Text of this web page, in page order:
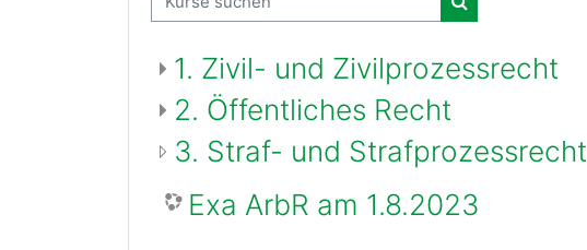
Kurse suchen
Kurse suchen
1. Zivil- und Zivilprozessrecht
2. Öffentliches Recht
3. Straf- und Strafprozessrecht
Exa ArbR am 1.8.2023